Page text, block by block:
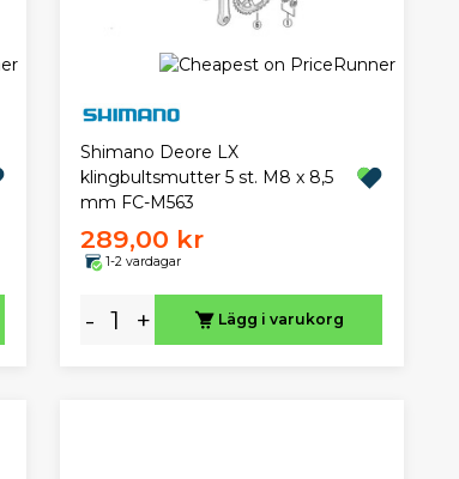
Shimano Deore LX
klingbultsmutter 5 st. M8 x 8,5
mm FC-M563
289,00 kr
1-2 vardagar
- + Lägg i varukorg